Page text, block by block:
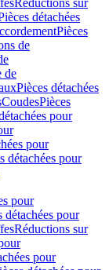
Réductions sur
détachées
Pièces
de
de
Pièces détachées
CoudesPièces
pour
pour
détachées pour
pour
détachées pour
Réductions sur
pour